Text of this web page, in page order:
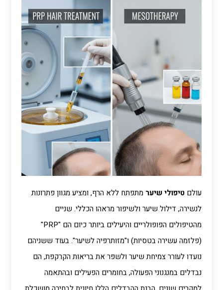
עולם טיפולי שיער מתפתח ללא הרף, ומציע מגוון פתרונות
לנשירה, דילול שיער ולשיפור מראהו הכללי. שניים
מהטיפולים הפופולריים והיעילים ביותר כיום הם "PRP"
(פלזמה עשירה בטסיות) ו"מזותרפיה לשיער". בעוד ששניהם
נועדו לעורר צמיחת שיער ולשפר את בריאות הקרקפת, הם
נבדלים במנגנוני הפעולה, בחומרים הפעילים ובהתאמה